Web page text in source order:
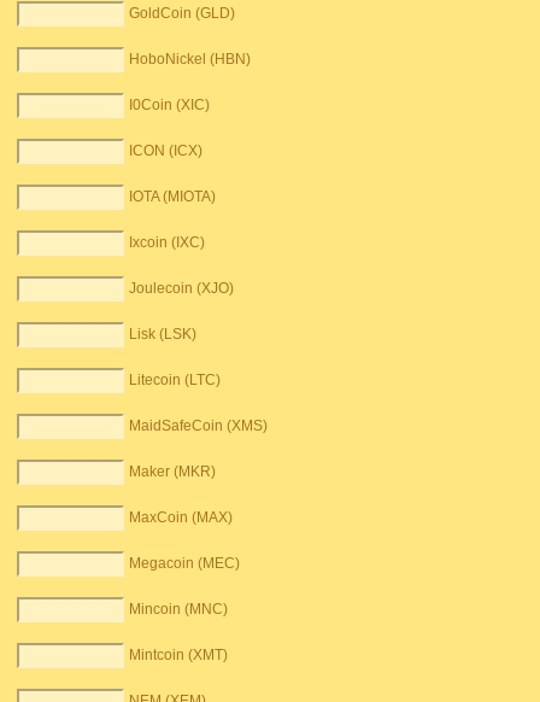
GoldCoin (GLD)
HoboNickel (HBN)
I0Coin (XIC)
ICON (ICX)
IOTA (MIOTA)
Ixcoin (IXC)
Joulecoin (XJO)
Lisk (LSK)
Litecoin (LTC)
MaidSafeCoin (XMS)
Maker (MKR)
MaxCoin (MAX)
Megacoin (MEC)
Mincoin (MNC)
Mintcoin (XMT)